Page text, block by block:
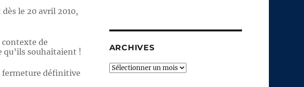
le 20 avril 2010,
contexte de
qu’ils souhaitaient !
fermeture définitive
ARCHIVES
Archives